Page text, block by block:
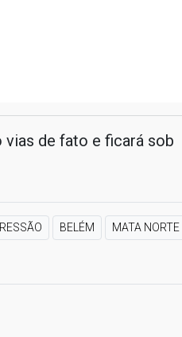
de fato e ficará sob
BELÉM MATA NORTE